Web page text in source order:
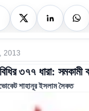
2013
৩৭৭ ধারা: সমকামী
শাহানূর ইসলাম সৈকত